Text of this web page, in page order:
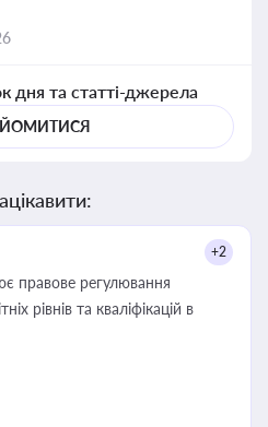
дня та статті-джерела
+2
правове регулювання
рівнів та кваліфікацій в